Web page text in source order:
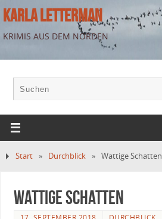
KARLA LETTERMAN
KRIMIS AUS DEM NORDEN
Start » Durchblick » Wattige Schatten
Wattige Schatten